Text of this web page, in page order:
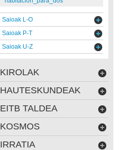
Saioak L-O
Saioak P-T
Saioak U-Z
KIROLAK
HAUTESKUNDEAK
EITB TALDEA
KOSMOS
IRRATIA